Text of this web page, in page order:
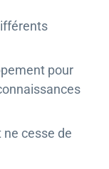
pour
ne cesse de